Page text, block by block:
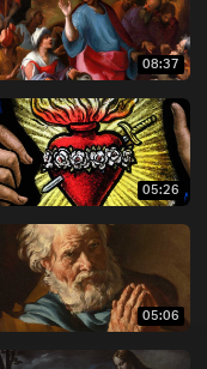
08:37
05:26
05:06